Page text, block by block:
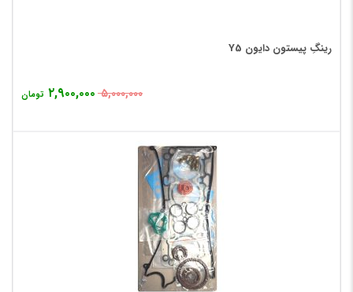
رینگِ پیستون دایون Y5
۵,۰۰۰,۰۰۰ ۲,۹۰۰,۰۰۰ تومان